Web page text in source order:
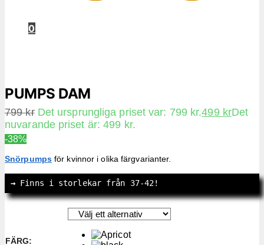
0
PUMPS DAM
799kr Det ursprungliga priset var: 799 kr.499 krDet
nuvarande priset är: 499 kr.
-38%
Snörpumpsför kvinnor i olika färgvarianter.
→ Finns i storlekar från 37-42!
FÄRG: